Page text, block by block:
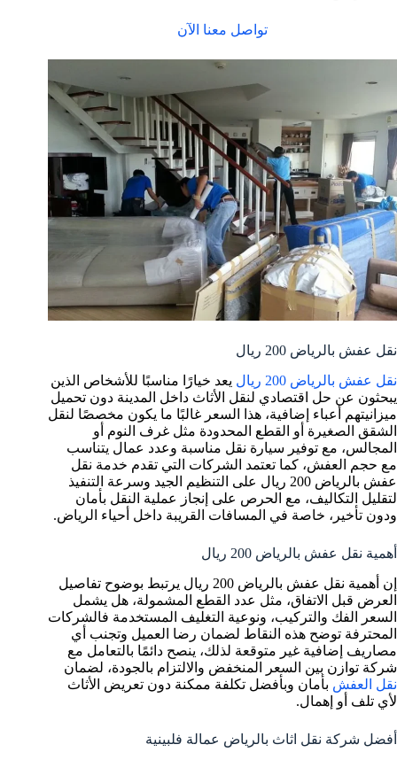
تواصل معنا الآن
نقل عفش بالرياض 200 ريال
نقل عفش بالرياض 200 ريال
يعد خيارًا مناسبًا للأشخاص الذين
يبحثون عن حل اقتصادي لنقل الأثاث داخل المدينة دون تحميل
ميزانيتهم أعباء إضافية، هذا السعر غالبًا ما يكون مخصصًا لنقل
الشقق الصغيرة أو القطع المحدودة مثل غرف النوم أو
المجالس، مع توفير سيارة نقل مناسبة وعدد عمال يتناسب
مع حجم العفش، كما تعتمد الشركات التي تقدم خدمة نقل
عفش بالرياض 200 ريال على التنظيم الجيد وسرعة التنفيذ
لتقليل التكاليف، مع الحرص على إنجاز عملية النقل بأمان
ودون تأخير، خاصة في المسافات القريبة داخل أحياء الرياض.
أهمية نقل عفش بالرياض 200 ريال
إن أهمية نقل عفش بالرياض 200 ريال يرتبط بوضوح تفاصيل
العرض قبل الاتفاق، مثل عدد القطع المشمولة، هل يشمل
السعر الفك والتركيب، ونوعية التغليف المستخدمة فالشركات
المحترفة توضح هذه النقاط لضمان رضا العميل وتجنب أي
مصاريف إضافية غير متوقعة لذلك، ينصح دائمًا بالتعامل مع
شركة توازن بين السعر المنخفض والالتزام بالجودة، لضمان
نقل العفش بأمان وبأفضل تكلفة ممكنة دون تعريض الأثاث
لأي تلف أو إهمال.
أفضل شركة نقل اثاث بالرياض عمالة فلبينية